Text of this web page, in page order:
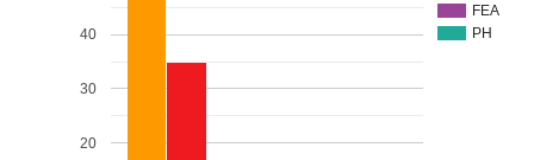
FEA
PH
20
30
40